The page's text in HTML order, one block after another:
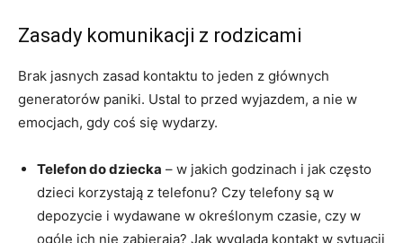
Zasady komunikacji z rodzicami
Brak jasnych zasad kontaktu to jeden z głównych
generatorów paniki. Ustal to przed wyjazdem, a nie w
emocjach, gdy coś się wydarzy.
Telefon do dziecka – w jakich godzinach i jak często
dzieci korzystają z telefonu? Czy telefony są w
depozycie i wydawane w określonym czasie, czy w
ogóle ich nie zabierają? Jak wygląda kontakt w sytuacji